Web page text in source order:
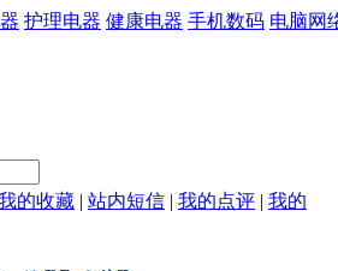
护理电器 健康电器 手机数码 电脑网
的收藏 | 站内短信 | 我的点评 | 我的